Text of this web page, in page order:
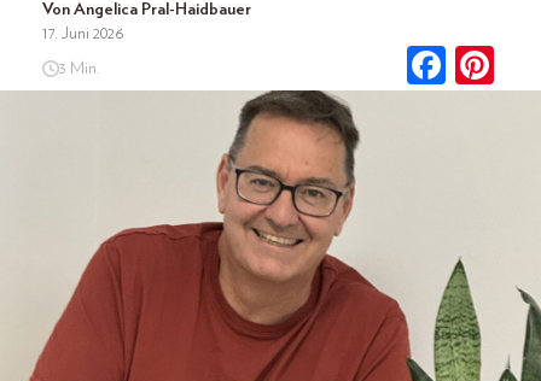
Von Angelica Pral-Haidbauer
17. Juni 2026
3 Min.